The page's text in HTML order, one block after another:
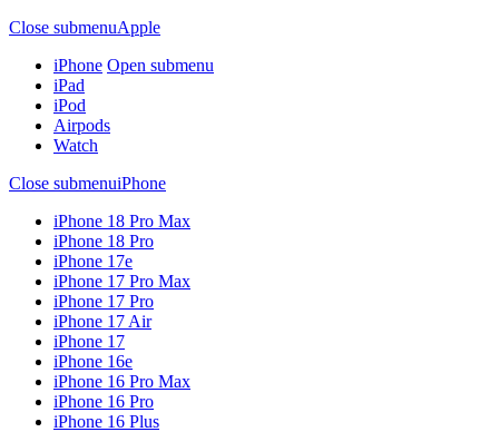
Close submenuApple
iPhone Open submenu
iPad
iPod
Airpods
Watch
Close submenuiPhone
iPhone 18 Pro Max
iPhone 18 Pro
iPhone 17e
iPhone 17 Pro Max
iPhone 17 Pro
iPhone 17 Air
iPhone 17
iPhone 16e
iPhone 16 Pro Max
iPhone 16 Pro
iPhone 16 Plus